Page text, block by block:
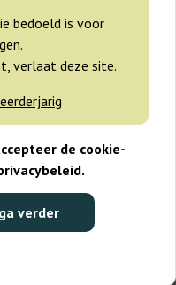
bedoeld is voor
verlaat deze site.
de cookie-
verder